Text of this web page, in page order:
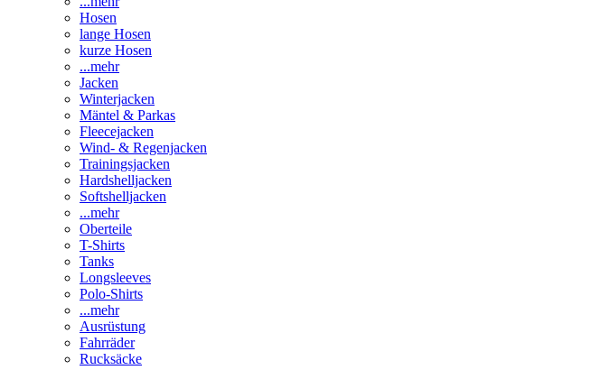
Hosen
lange Hosen
kurze Hosen
...mehr
Jacken
Winterjacken
Mäntel & Parkas
Fleecejacken
Wind- & Regenjacken
Trainingsjacken
Hardshelljacken
Softshelljacken
...mehr
Oberteile
T-Shirts
Tanks
Longsleeves
Polo-Shirts
...mehr
Ausrüstung
Fahrräder
Rucksäcke